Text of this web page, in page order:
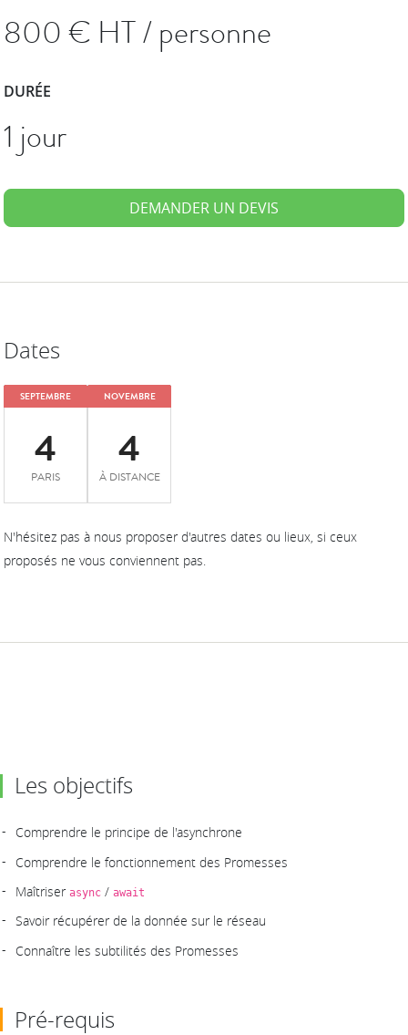
800€ HT / personne
DURÉE
1 jour
DEMANDER UN DEVIS
Dates
SEPTEMBRE
4
PARIS
NOVEMBRE
4
À DISTANCE
N'hésitez pas à nous proposer d'autres dates ou lieux, si ceux
proposés ne vous conviennent pas.
Les objectifs
Comprendre le principe de l'asynchrone
Comprendre le fonctionnement des Promesses
Maîtriser async / await
Savoir récupérer de la donnée sur le réseau
Connaître les subtilités des Promesses
Pré-requis